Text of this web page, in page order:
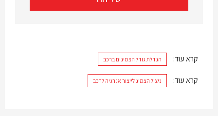
קרא עוד: הגדלת גודל הצמיגים ברכב
קרא עוד: ניצול הצמיג לייצור אנרגיה לרכב